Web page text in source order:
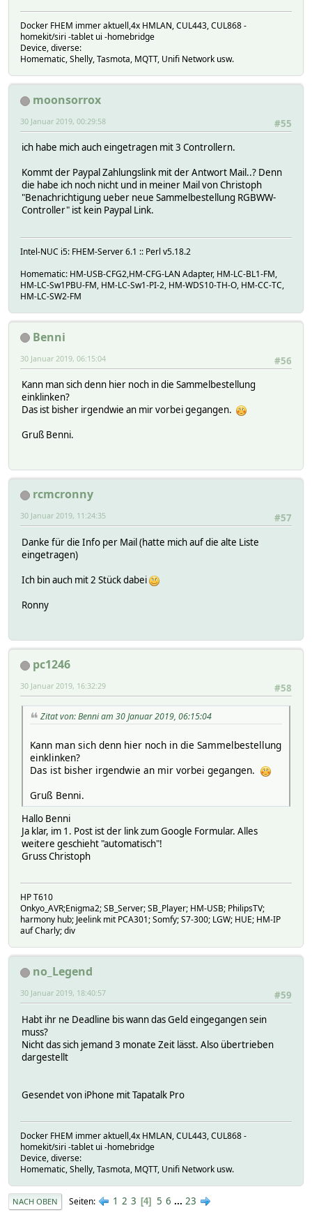
Docker FHEM immer aktuell,4x HMLAN, CUL443, CUL868 -
homekit/siri -tablet ui -homebridge
Device, diverse:
Homematic, Shelly, Tasmota, MQTT, Unifi Network usw.
moonsorrox
#55
30 Januar 2019, 00:29:58
ich habe mich auch eingetragen mit 3 Controllern.
Kommt der Paypal Zahlungslink mit der Antwort Mail..? Denn
die habe ich noch nicht und in meiner Mail von Christoph
"Benachrichtigung ueber neue Sammelbestellung RGBWW-
Controller" ist kein Paypal Link.
Intel-NUC i5: FHEM-Server 6.1 :: Perl v5.18.2
Homematic: HM-USB-CFG2,HM-CFG-LAN Adapter, HM-LC-BL1-FM,
HM-LC-Sw1PBU-FM, HM-LC-Sw1-PI-2, HM-WDS10-TH-O, HM-CC-TC,
HM-LC-SW2-FM
Benni
#56
30 Januar 2019, 06:15:04
Kann man sich denn hier noch in die Sammelbestellung
einklinken?
Das ist bisher irgendwie an mir vorbei gegangen.
Gruß Benni.
rcmcronny
#57
30 Januar 2019, 11:24:35
Danke für die Info per Mail (hatte mich auf die alte Liste
eingetragen)
Ich bin auch mit 2 Stück dabei
Ronny
pc1246
#58
30 Januar 2019, 16:32:29
Zitat von: Benni am 30 Januar 2019, 06:15:04
Kann man sich denn hier noch in die Sammelbestellung
einklinken?
Das ist bisher irgendwie an mir vorbei gegangen.
Gruß Benni.
Hallo Benni
Ja klar, im 1. Post ist der link zum Google Formular. Alles
weitere geschieht "automatisch"!
Gruss Christoph
HP T610
Onkyo_AVR;Enigma2; SB_Server; SB_Player; HM-USB; PhilipsTV;
harmony hub; Jeelink mit PCA301; Somfy; S7-300; LGW; HUE; HM-IP
auf Charly; div
no_Legend
#59
30 Januar 2019, 18:40:57
Habt ihr ne Deadline bis wann das Geld eingegangen sein
muss?
Nicht das sich jemand 3 monate Zeit lässt. Also übertrieben
dargestellt
Gesendet von iPhone mit Tapatalk Pro
Docker FHEM immer aktuell,4x HMLAN, CUL443, CUL868 -
homekit/siri -tablet ui -homebridge
Device, diverse:
Homematic, Shelly, Tasmota, MQTT, Unifi Network usw.
NACH OBEN Seiten 1 2 3 4 5 6 ... 23